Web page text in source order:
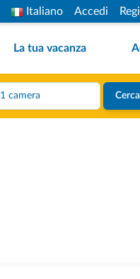
Italiano Accedi
La tua vacanza
2 adulti, 0 bambini, 1 camera Cerca